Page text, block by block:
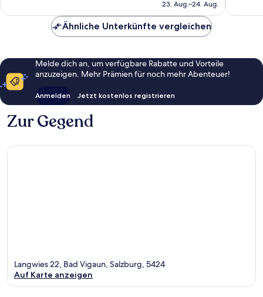
23. Aug.–24. Aug.
Ähnliche Unterkünfte vergleichen
Melde dich an, um verfügbare Rabatte und Vorteile
anzuzeigen. Mehr Prämien für noch mehr Abenteuer!
Anmelden Jetzt kostenlos registrieren
Zur Gegend
Langwies 22, Bad Vigaun, Salzburg, 5424
Auf Karte anzeigen